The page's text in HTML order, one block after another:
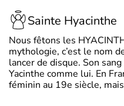
Sainte Hyacinthe
Nous fêtons les
mythologie, c’est le nom
lancer de disque. Son
Yacinthe comme lui. En
féminin au 19e siècle,